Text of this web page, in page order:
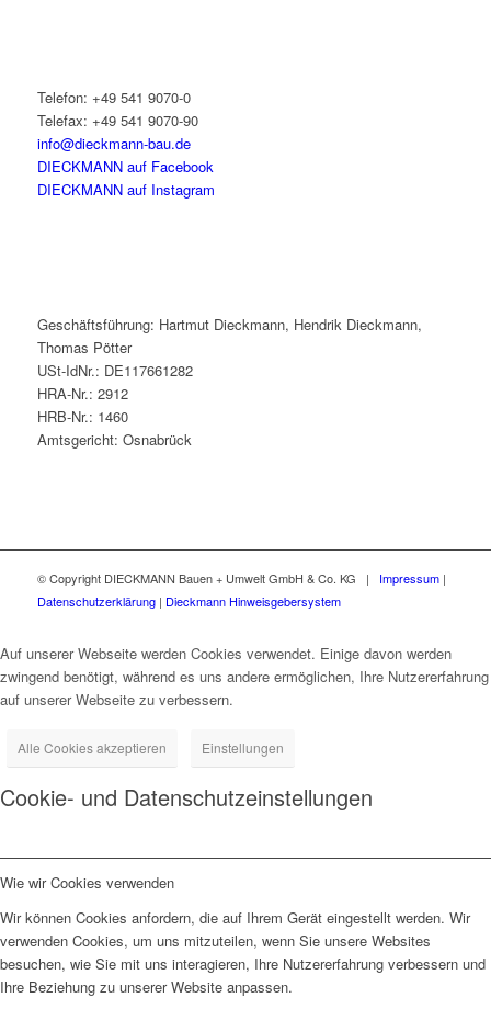
Telefon: +49 541 9070-0
Telefax: +49 541 9070-90
info@dieckmann-bau.de
DIECKMANN auf Facebook
DIECKMANN auf Instagram
Geschäftsführung: Hartmut Dieckmann, Hendrik Dieckmann,
Thomas Pötter
USt-IdNr.: DE117661282
HRA-Nr.: 2912
HRB-Nr.: 1460
Amtsgericht: Osnabrück
© Copyright DIECKMANN Bauen + Umwelt GmbH & Co. KG | Impressum|
Datenschutzerklärung| Dieckmann Hinweisgebersystem
Auf unserer Webseite werden Cookies verwendet. Einige davon werden
zwingend benötigt, während es uns andere ermöglichen, Ihre Nutzererfahrung
auf unserer Webseite zu verbessern.
Alle Cookies akzeptieren Einstellungen
Cookie- und Datenschutzeinstellungen
Wie wir Cookies verwenden
Wir können Cookies anfordern, die auf Ihrem Gerät eingestellt werden. Wir
verwenden Cookies, um uns mitzuteilen, wenn Sie unsere Websites
besuchen, wie Sie mit uns interagieren, Ihre Nutzererfahrung verbessern und
Ihre Beziehung zu unserer Website anpassen.